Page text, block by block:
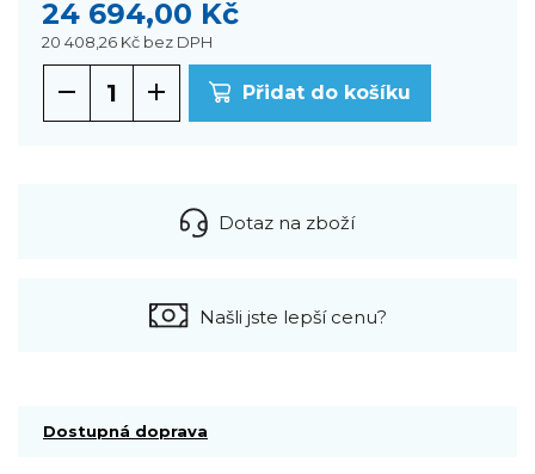
24 694,00 Kč
20 408,26 Kč bez DPH
Přidat do košíku
Dotaz na zboží
Našli jste lepší cenu?
Dostupná doprava